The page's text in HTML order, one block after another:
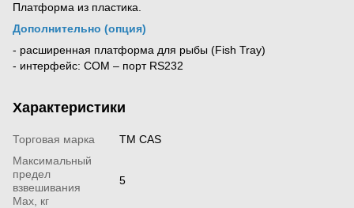
Платформа из пластика.
Дополнительно (опция)
- расширенная платформа для рыбы (Fish Tray)
- интерфейс: COM – порт RS232
Характеристики
Торговая марка
TM CAS
Максимальный
предел
взвешивания
Мах, кг
5